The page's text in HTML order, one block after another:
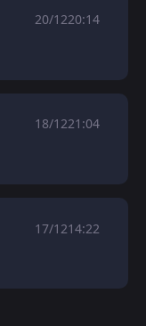
20/1220:14
18/1221:04
17/1214:22